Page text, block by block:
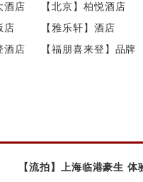
酒店
店
酒店
【北京】柏悦酒店
【雅乐轩】酒店
【福朋喜来登】品牌
【流拍】上海临港豪生